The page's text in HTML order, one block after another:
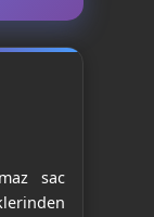
sac